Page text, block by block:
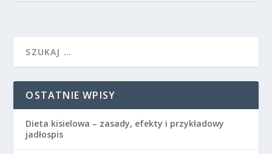
OSTATNIE WPISY
Dieta kisielowa – zasady, efekty i przykładowy
jadłospis